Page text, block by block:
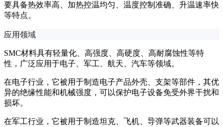
要具备热效率高、加热控温均匀、温度控制准确、升温速率快
等特点。
应用领域
SMC材料具有轻量化、高强度、高硬度、高耐腐蚀性等特
性，广泛应用于电子、军工、航天、汽车等领域。
在电子行业，它被用于制造电子产品外壳、支架等部件，其优
异的绝缘性能和机械强度，可以保护电子设备免受外界干扰和
损坏。
在军工行业，它被用于制造坦克、飞机、导弹等武器装备可以